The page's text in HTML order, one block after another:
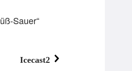
Sauer“
Icecast2